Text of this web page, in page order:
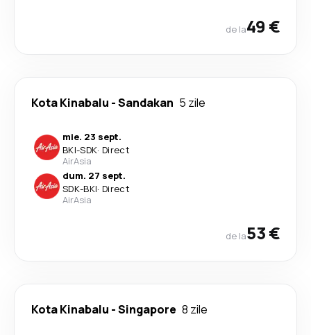
de la49 €
Kota Kinabalu -Sandakan 5 zile
mie. 23 sept.
BKI-SDK· Direct
AirAsia
dum. 27 sept.
SDK-BKI· Direct
AirAsia
de la53 €
Kota Kinabalu -Singapore 8 zile